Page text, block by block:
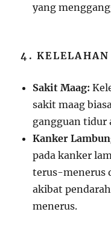
yang
4.
Sakit Maag:
sakit maag
gangguan tidur
Kanker
pada kanker
terus-menerus
akibat
menerus.